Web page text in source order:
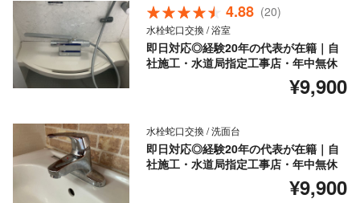
4.88 (20)
水栓蛇口交換 / 浴室
即日対応◎経験20年の代表が在籍｜自
社施工・水道局指定工事店・年中無休
¥9,900
水栓蛇口交換 / 洗面台
即日対応◎経験20年の代表が在籍｜自
社施工・水道局指定工事店・年中無休
¥9,900